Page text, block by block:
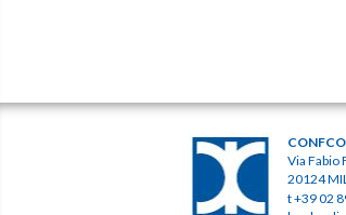
Via Fabio
20124
t +39 02